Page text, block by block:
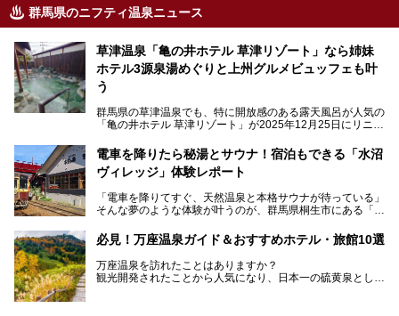
群馬県のニフティ温泉ニュース
草津温泉「亀の井ホテル 草津リゾート」なら姉妹
ホテル3源泉湯めぐりと上州グルメビュッフェも叶
う
群馬県の草津温泉でも、特に開放感のある露天風呂が人気の
「亀の井ホテル 草津リゾート」が2025年12月25日にリニュ
ロビーや客室が綺麗になって、上州グルメにこだわったビュ
ッフェも人気！アクセスはシャトルバスで楽々、さらに草津
温泉にある姉妹ホテルの「草津温泉 大東舘」「亀の井ホテ
今回はそんな「亀の井ホテル 草津リゾート」を徹底レポー
───
提供元：アイコニア・ホスピタリティ株式会社【PR】
この記事は亀の井ホテル 草津リゾートのPR記事です。
電車を降りたら秘湯とサウナ！宿泊もできる「水沼
ヴィレッジ」体験レポート
「電車を降りてすぐ、天然温泉と本格サウナが待っている」
そんな夢のような体験が叶うのが、群馬県桐生市にある「駅
日帰り温泉の「水沼の湯」と宿泊もできる「サウナの森」、
２つのエリアがあります。
今回は、その中でも特にユニークな駅直結の「水沼の湯」の
魅力に焦点を当て、温泉好き、サウナー、そして電車旅好き
必見！万座温泉ガイド＆おすすめホテル・旅館10選
万座温泉を訪れたことはありますか？
観光開発されたことから人気になり、日本一の硫黄泉として